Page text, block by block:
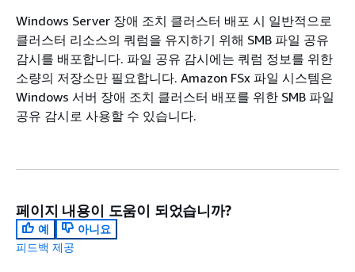
Windows Server 장애 조치 클러스터 배포 시 일반적으로
클러스터 리소스의 쿼럼을 유지하기 위해 SMB 파일 공유
감시를 배포합니다. 파일 공유 감시에는 쿼럼 정보를 위한
소량의 저장소만 필요합니다. Amazon FSx 파일 시스템은
Windows 서버 장애 조치 클러스터 배포를 위한 SMB 파일
공유 감시로 사용할 수 있습니다.
페이지 내용이 도움이 되었습니까?
예
아니요
피드백 제공